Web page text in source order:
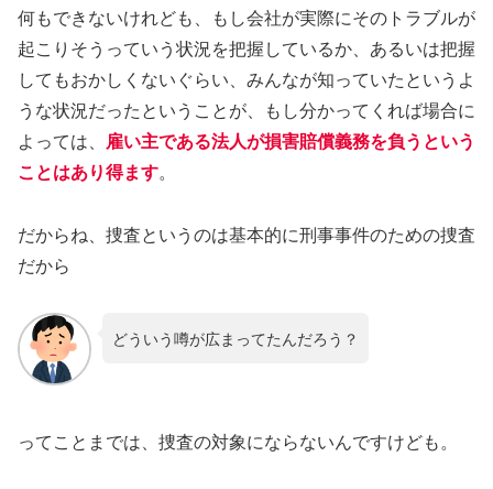
何もできないけれども、もし会社が実際にそのトラブルが
起こりそうっていう状況を把握しているか、あるいは把握
してもおかしくないぐらい、みんなが知っていたというよ
うな状況だったということが、もし分かってくれば場合に
よっては、 雇い主である法人が損害賠償義務を負うという
ことはあり得ます。
だからね、捜査というのは基本的に刑事事件のための捜査
だから
どういう噂が広まってたんだろう？
ってことまでは、捜査の対象にならないんですけども。